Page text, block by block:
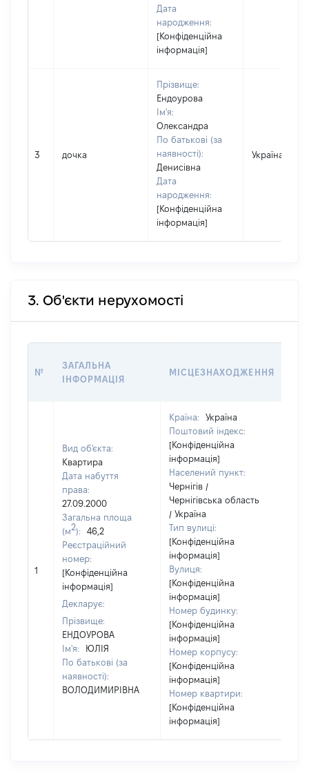
Дата
народження:
[Конфіденційна
інформація]
3 дочка
Прізвище:
Ендоурова
Ім'я:
Олександра
По батькові (за
наявності):
Денисівна
Дата
народження:
[Конфіденційна
інформація]
Україна
3. Об'єкти нерухомості
№
ЗАГАЛЬНА
ІНФОРМАЦІЯ
МІСЦЕЗНАХОДЖЕННЯ
1
Вид об'єкта:
Квартира
Дата набуття
права:
27.09.2000
Загальна площа
(м2):
46,2
Реєстраційний
номер:
[Конфіденційна
інформація]
Декларує:
Прізвище:
ЕНДОУРОВА
Ім'я:
ЮЛІЯ
По батькові (за
наявності):
ВОЛОДИМИРІВНА
Країна:
Україна
Поштовий індекс:
[Конфіденційна
інформація]
Населений пункт:
Чернігів /
Чернігівська область
/ Україна
Тип вулиці:
[Конфіденційна
інформація]
Вулиця:
[Конфіденційна
інформація]
Номер будинку:
[Конфіденційна
інформація]
Номер корпусу:
[Конфіденційна
інформація]
Номер квартири:
[Конфіденційна
інформація]